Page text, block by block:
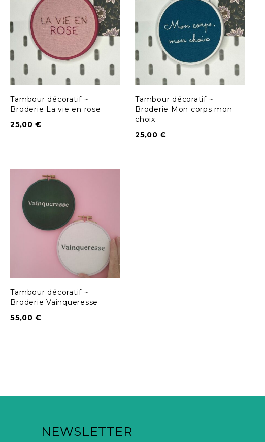
Tambour décoratif ~
Broderie La vie en rose
25,00 €
Tambour décoratif ~
Broderie Mon corps mon
choix
25,00 €
Tambour décoratif ~
Broderie Vainqueresse
55,00 €
NEWSLETTER